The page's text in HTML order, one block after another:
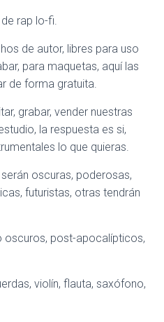
rap lo-fi.
de autor, libres para uso
para maquetas, aquí las
de forma gratuita.
grabar, vender nuestras
la respuesta es si,
lo que quieras.
oscuras, poderosas,
futuristas, otras tendrán
oscuros, post-apocalípticos,
violín, flauta, saxófono,